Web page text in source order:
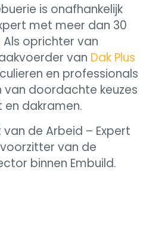
is onafhankelijk
met meer dan 30
oprichter van
van Dak Plus
en professionals
van doordachte keuzes
dakramen.
van de Arbeid – Expert
van de
binnen Embuild.